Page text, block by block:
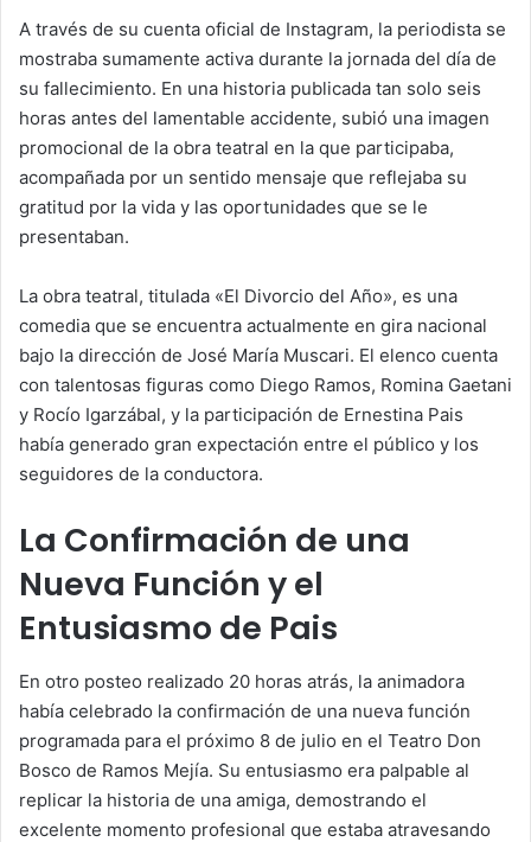
A través de su cuenta oficial de Instagram, la periodista se
mostraba sumamente activa durante la jornada del día de
su fallecimiento. En una historia publicada tan solo seis
horas antes del lamentable accidente, subió una imagen
promocional de la obra teatral en la que participaba,
acompañada por un sentido mensaje que reflejaba su
gratitud por la vida y las oportunidades que se le
presentaban.
La obra teatral, titulada «El Divorcio del Año», es una
comedia que se encuentra actualmente en gira nacional
bajo la dirección de José María Muscari. El elenco cuenta
con talentosas figuras como Diego Ramos, Romina Gaetani
y Rocío Igarzábal, y la participación de Ernestina Pais
había generado gran expectación entre el público y los
seguidores de la conductora.
La Confirmación de una
Nueva Función y el
Entusiasmo de Pais
En otro posteo realizado 20 horas atrás, la animadora
había celebrado la confirmación de una nueva función
programada para el próximo 8 de julio en el Teatro Don
Bosco de Ramos Mejía. Su entusiasmo era palpable al
replicar la historia de una amiga, demostrando el
excelente momento profesional que estaba atravesando